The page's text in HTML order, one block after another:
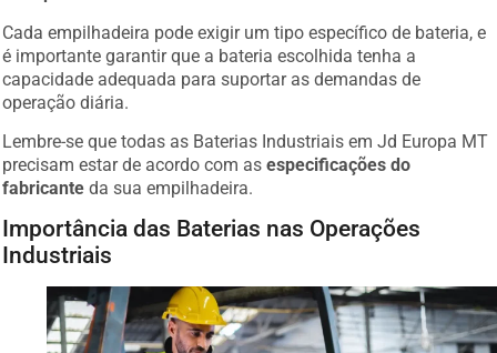
Cada empilhadeira pode exigir um tipo específico de bateria, e
é importante garantir que a bateria escolhida tenha a
capacidade adequada para suportar as demandas de
operação diária.
Lembre-se que todas as Baterias Industriais em Jd Europa MT
precisam estar de acordo com as especificações do
fabricante da sua empilhadeira.
Importância das Baterias nas Operações
Industriais